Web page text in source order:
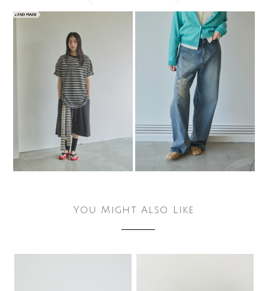
You Might Also Like